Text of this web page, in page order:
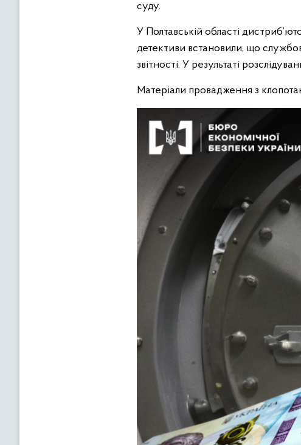
суду.
У Полтавській області
детективи встановили, що
звітності. У результаті
Матеріали провадження з